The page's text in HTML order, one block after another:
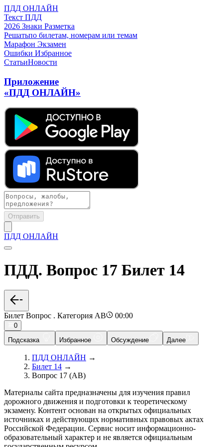
ПДД ОНЛАЙН
Текст ПДД
2026 Знаки Разметка
Решатьпо билетам, номерам или темам
Марафон Экзамен
Ошибки Избранное
СтатьиНовости
Приложение
«ПДД ОНЛАЙН»
Отправить
ПДД ОНЛАЙН
ПДД. Вопрос 17 Билет 14
Билет Вопрос . Категория AB 00:00
0
Подсказка
Избранное Обсуждение Далее
ПДД ОНЛАЙН →
Билет 14 →
Вопрос 17 (AB)
Материалы сайта предназначены для изучения правил
дорожного движения и подготовки к теоретическому
экзамену. Контент основан на открытых официальных
источниках и действующих нормативных правовых актах
Российской Федерации. Сервис носит информационно-
образовательный характер и не является официальным